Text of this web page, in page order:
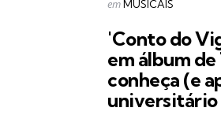
Postado
emMUSICAIS
'Conto do
em álbum
conheça (e
universitário